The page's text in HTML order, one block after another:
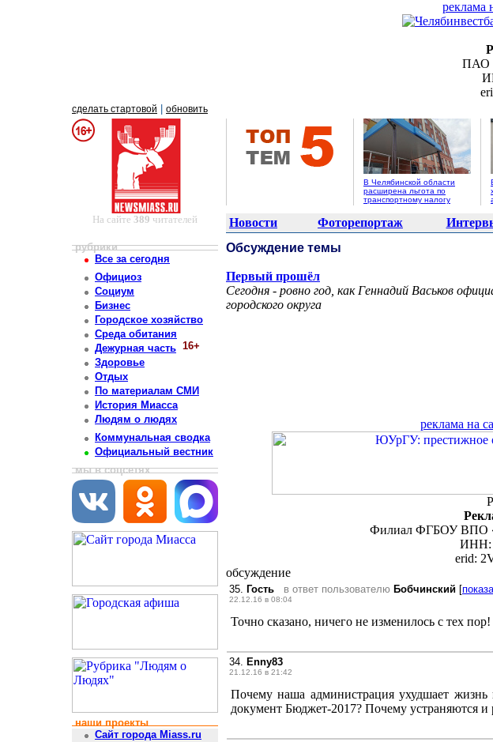
реклама
ПАО
сделать стартовой обновить
В Челябинской области
расширена льгота по
транспортному налогу
На сайте 389 читателей Новости Фоторепортаж
рубрики
Все за сегодня
Официоз
Социум
Бизнес
Городское хозяйство
Среда обитания
Дежурная часть 16+
Здоровье
Отдых
По материалам СМИ
История Миасса
Людям о людях
Коммунальная сводка
Официальный вестник
мы в соцсетях
наши проекты
Сайт города Miass.ru
Обсуждение темы
Первый прошёл
Сегодня - ровно год, как Геннадий Васьков
городского округа
реклама на
Филиал ФГБОУ ВПО
ИНН:
erid:
обсуждение
35. Гость в ответ пользователю Бобчинский [
22.12.16 в 08:04
Точно сказано, ничего не изменилось с тех пор!
34. Enny83
21.12.16 в 21:42
Почему наша администрация ухудшает
документ Бюджет-2017? Почему устраняются и